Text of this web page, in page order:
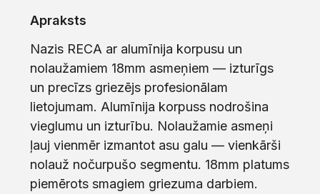
Apraksts
Nazis RECA ar alumīnija korpusu un
nolaužamiem 18mm asmeņiem — izturīgs
un precīzs griezējs profesionālam
lietojumam. Alumīnija korpuss nodrošina
vieglumu un izturību. Nolaužamie asmeņi
ļauj vienmēr izmantot asu galu — vienkārši
nolauž nočurpušo segmentu. 18mm platums
piemērots smagiem griezuma darbiem.